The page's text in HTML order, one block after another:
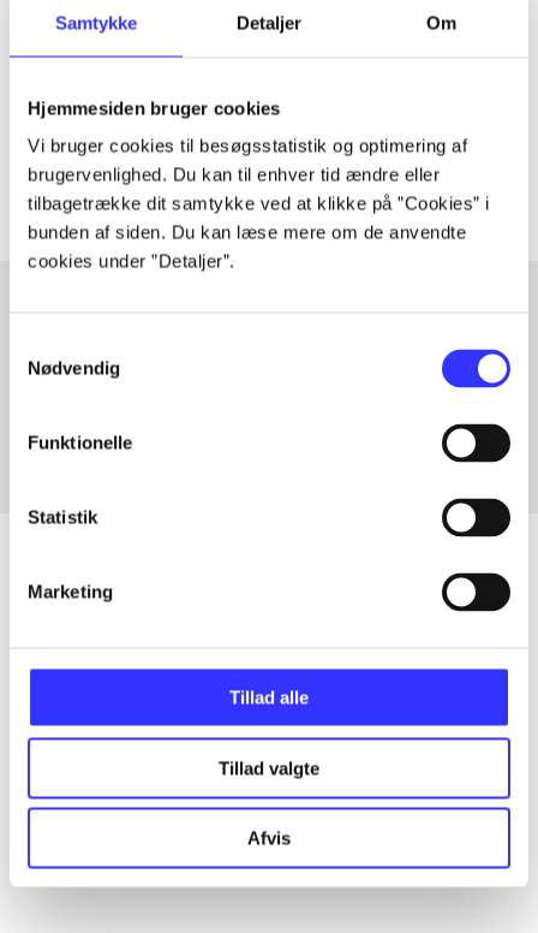
Samtykke Detaljer Om
Hjemmesiden bruger cookies
Vi bruger cookies til besøgsstatistik og optimering af
brugervenlighed. Du kan til enhver tid ændre eller
tilbagetrække dit samtykke ved at klikke på ”Cookies” i
bunden af siden. Du kan læse mere om de anvendte
cookies under ”Detaljer”.
Nødvendig
Funktionelle
Statistik
Marketing
Tillad alle
Tillad valgte
Afvis
Tidsskrift
Artiklerne i handler ofte om
Artikler med samme emner
Alle registrerede artikler fordelt på udgivelser
...
...
...